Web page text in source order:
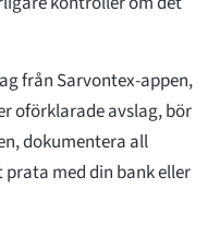
från Sarvontex-appen,
oförklarade avslag, bör
dokumentera all
med din bank eller